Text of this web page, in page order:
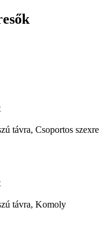
távra, Csoportos szexre
távra, Komoly